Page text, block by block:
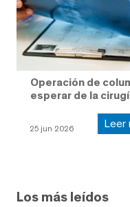
Operación de
esperar de la
25 jun 2026 Leer
Los más leídos